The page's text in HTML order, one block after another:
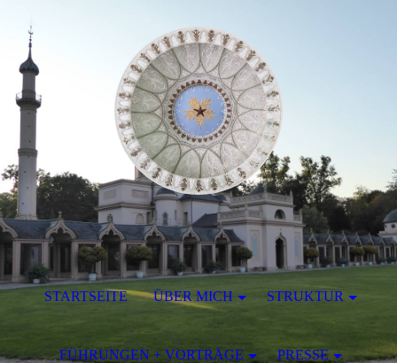
STARTSEITE ÜBER MICH STRUKTUR
FÜHRUNGEN + VORTRÄGE PRESSE